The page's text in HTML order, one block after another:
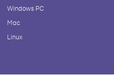
Windows PC
Mac
Linux